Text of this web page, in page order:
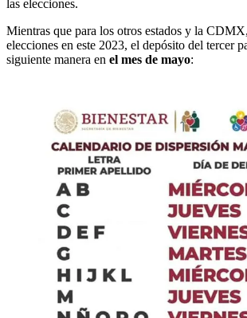
las elecciones.
Mientras que para los otros estados y la
elecciones en este 2023, el depósito del tercer
siguiente manera en el mes de mayo: